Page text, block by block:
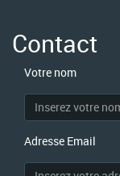
Contact
Votre nom
Nom*
Adresse Email
Email*